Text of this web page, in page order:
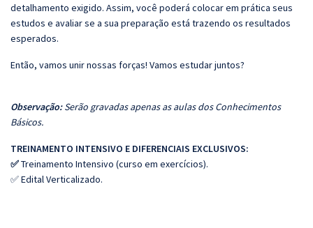
detalhamento exigido. Assim, você poderá colocar em prática seus
estudos e avaliar se a sua preparação está trazendo os resultados
esperados.
Então, vamos unir nossas forças! Vamos estudar juntos?
Observação:Serão gravadas apenas as aulas dos Conhecimentos
Básicos.
TREINAMENTO INTENSIVO E DIFERENCIAIS EXCLUSIVOS:
✅Treinamento Intensivo (curso em exercícios).
✅ Edital Verticalizado.